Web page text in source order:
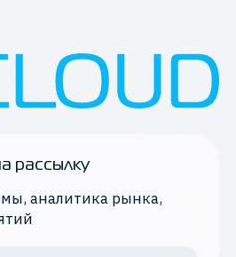
рассылку
аналитика рынка,